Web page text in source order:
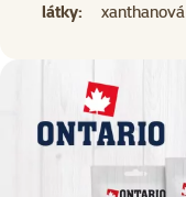
látky: